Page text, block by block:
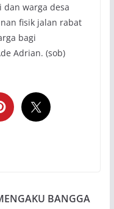
dan warga desa
fisik jalan rabat
bagi
Adrian. (sob)
BANGGA